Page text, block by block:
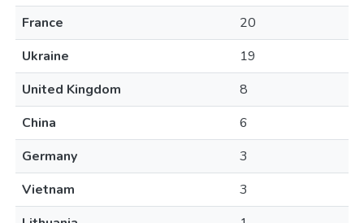
France
20
Ukraine
19
United Kingdom
8
China
6
Germany
3
Vietnam
3